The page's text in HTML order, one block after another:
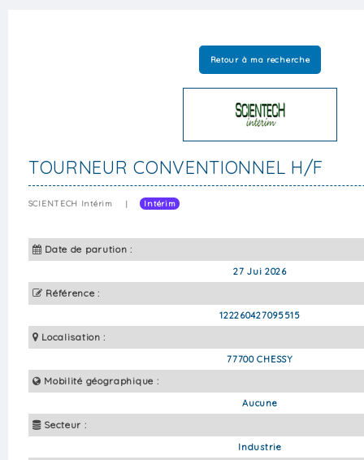
Retour à ma recherche
TOURNEUR CONVENTIONNEL H/F
SCIENTECH Intérim | Intérim
Date de parution :
27 Jui 2026
Référence :
122260427095515
Localisation :
77700 CHESSY
Mobilité géographique :
Aucune
Secteur :
Industrie